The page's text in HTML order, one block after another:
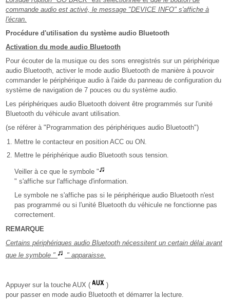
commande audio est activé, le message "DEVICE INFO" s'affiche à
l'écran.
Procédure d'utilisation du système audio Bluetooth
Activation du mode audio Bluetooth
Pour écouter de la musique ou des sons enregistrés sur un périphérique
audio Bluetooth, activer le mode audio Bluetooth de manière à pouvoir
commander le périphérique audio à l'aide du panneau de configuration du
système de navigation de 7 pouces ou du système audio.
Les périphériques audio Bluetooth doivent être programmés sur l'unité
Bluetooth du véhicule avant utilisation.
(se référer à "Programmation des périphériques audio Bluetooth")
Mettre le contacteur en position ACC ou ON.
Mettre le périphérique audio Bluetooth sous tension.
Veiller à ce que le symbole "
" s'affiche sur l'affichage d'information.
Le symbole ne s'affiche pas si le périphérique audio Bluetooth n'est
pas programmé ou si l'unité Bluetooth du véhicule ne fonctionne pas
correctement.
REMARQUE
Certains périphériques audio Bluetooth nécessitent un certain délai avant
que le symbole "
" apparaisse.
Appuyer sur la touche AUX (
)
pour passer en mode audio Bluetooth et démarrer la lecture.